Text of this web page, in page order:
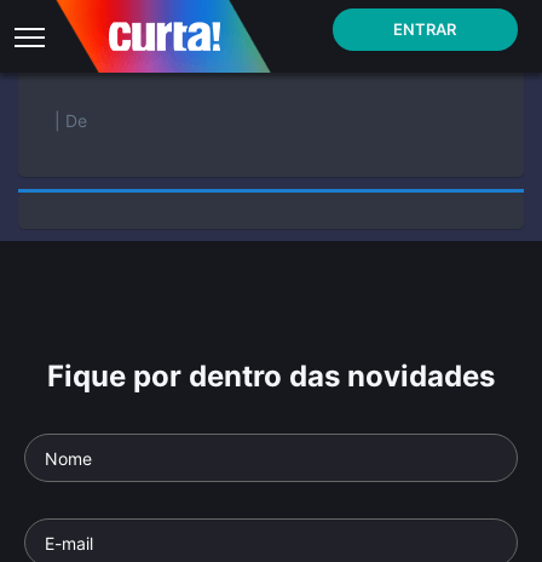
ENTRAR
| De
Fique por dentro das novidades